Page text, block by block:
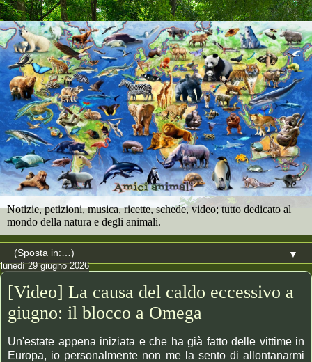
Notizie, petizioni, musica, ricette, schede, video; tutto dedicato al
mondo della natura e degli animali.
▼
lunedì 29 giugno 2026
[Video] La causa del caldo eccessivo a
giugno: il blocco a Omega
Un'estate appena iniziata e che ha già fatto delle vittime in
Europa, io personalmente non me la sento di allontanarmi